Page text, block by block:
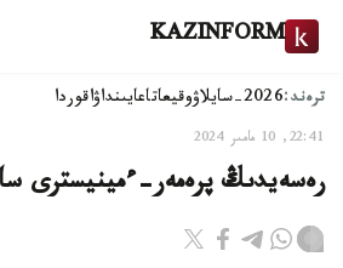
KAZINFORM
ترەند:2026-سايلاۋ وقيعاتاعايىنداۋاقوردا
22:41, 10 مامىر 2024
رەسەيدىڭ پرەمەر-ءمينيسترى